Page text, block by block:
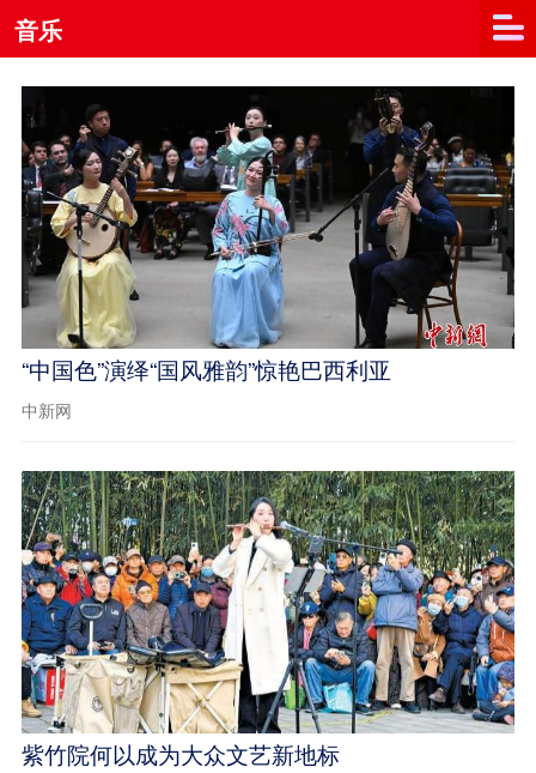
音乐
“中国色”演绎“国风雅韵”惊艳巴西利亚
中新网
紫竹院何以成为大众文艺新地标